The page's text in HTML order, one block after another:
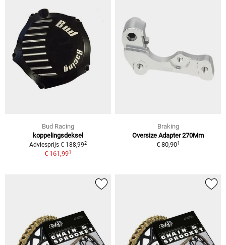
Bud Racing
koppelingsdeksel
Adviesprijs € 188,992
€ 161,991
Braking
Oversize Adapter 270Mm
€ 80,901